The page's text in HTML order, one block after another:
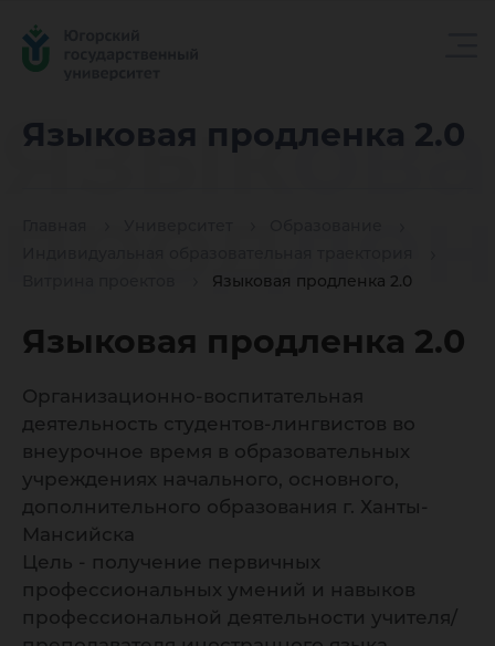
Языковая продленка 2.0
Языковая продленка 2.0
2.0
Языковая продленка 2.0
Организационно-воспитательная
деятельность студентов-лингвистов во
внеурочное время в образовательных
учреждениях начального, основного,
дополнительного образования г. Ханты-
Мансийска
Цель - получение первичных
профессиональных умений и навыков
профессиональной деятельности учителя/